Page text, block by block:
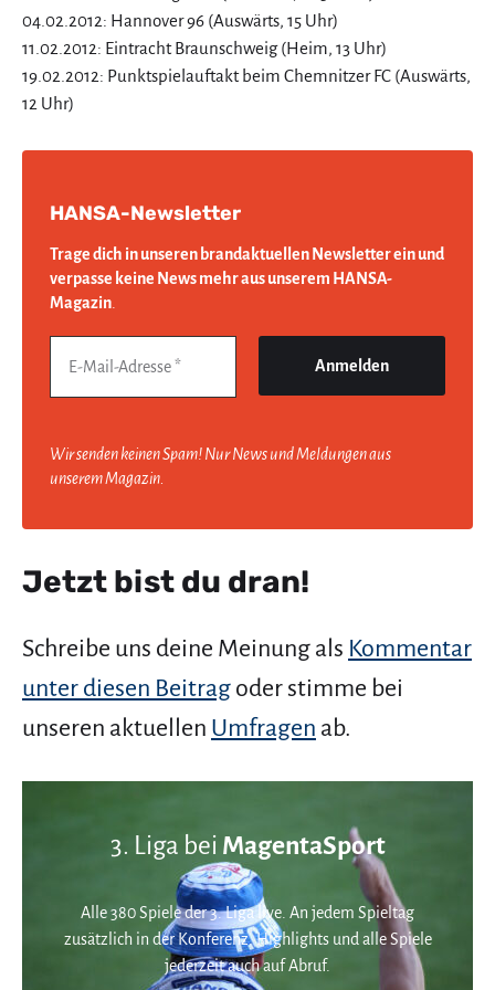
04.02.2012: Hannover 96 (Auswärts, 15 Uhr)
11.02.2012: Eintracht Braunschweig (Heim, 13 Uhr)
19.02.2012: Punktspielauftakt beim Chemnitzer FC (Auswärts,
12 Uhr)
HANSA-Newsletter
Trage dich in unseren brandaktuellen Newsletter ein und
verpasse keine News mehr aus unserem HANSA-
Magazin
Wir senden keinen Spam! Nur News und Meldungen aus
unserem Magazin.
Jetzt bist du dran!
Schreibe uns deine Meinung als Kommentar
unter diesen Beitrag oder stimme bei
unseren aktuellen Umfragen ab.
3. Liga bei MagentaSport
Alle 380 Spiele der 3. Liga live. An jedem Spieltag
zusätzlich in der Konferenz. Highlights und alle Spiele
jederzeit auch auf Abruf.